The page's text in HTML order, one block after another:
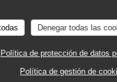
Denegar todas las
Política de protección de datos
Política de gestión de